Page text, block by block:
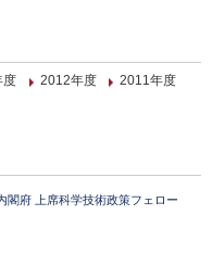
度 2012年度
2011年度
閣府 上席科学技術政策フェロー